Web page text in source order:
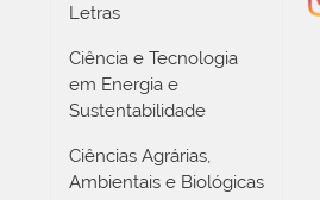
Letras
Ciência e Tecnologia
em Energia e
Sustentabilidade
Ciências Agrárias,
Ambientais e Biológicas